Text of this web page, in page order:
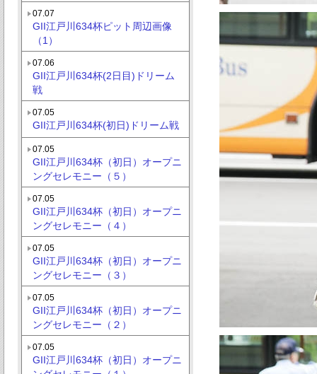
07.07
GII江戸川634杯ピット周辺画像
（1）
07.06
GII江戸川634杯(2日目)ドリーム
戦
07.05
GII江戸川634杯(初日)ドリーム戦
07.05
GII江戸川634杯（初日）オープニ
ングセレモニー（５）
07.05
GII江戸川634杯（初日）オープニ
ングセレモニー（４）
07.05
GII江戸川634杯（初日）オープニ
ングセレモニー（３）
07.05
GII江戸川634杯（初日）オープニ
ングセレモニー（２）
07.05
GII江戸川634杯（初日）オープニ